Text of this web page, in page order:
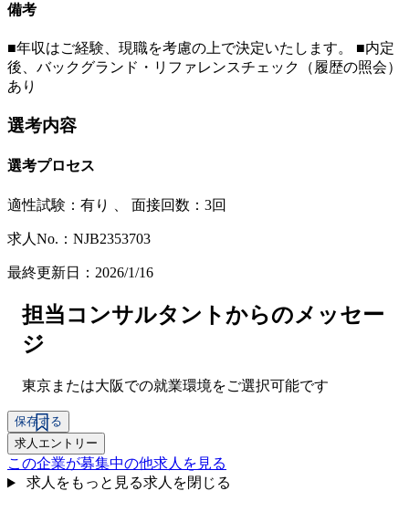
備考
■年収はご経験、現職を考慮の上で決定いたします。 ■内定
後、バックグランド・リファレンスチェック（履歴の照会）
あり
選考内容
選考プロセス
適性試験： 有り 面接回数：3回
求人No.：NJB2353703
最終更新日：2026/1/16
担当コンサルタントからのメッセー
ジ
東京または大阪での就業環境をご選択可能です
保存する
求人エントリー
この企業が募集中の他求人を見る
求人をもっと見る求人を閉じる